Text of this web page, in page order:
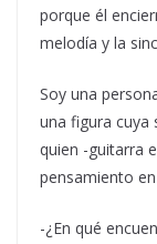
porque él
melodía y la
Soy una
una figura cuya
quien -guitarra
pensamiento
-¿En qué